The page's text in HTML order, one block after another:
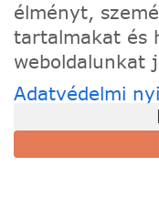
A Festede számozott
igazi művész! Fesd
tapasztalat nélkül,
TÁMOGATÁS
Szállítási
Visszaküldés és
élményt,
tartalmakat és
weboldalunkat
Adatvédelmi